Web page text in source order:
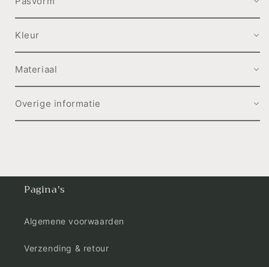
Kleur
Materiaal
Overige informatie
Pagina's
Algemene voorwaarden
Verzending & retour